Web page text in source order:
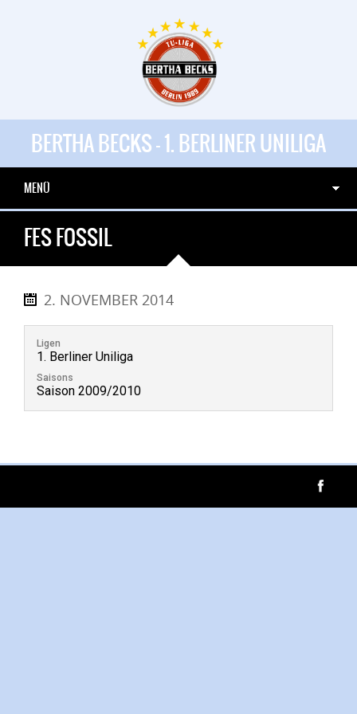
BERTHA BECKS - 1. BERLINER UNILIGA
MENÜ
FES FOSSIL
2. NOVEMBER 2014
Ligen
1. Berliner Uniliga
Saisons
Saison 2009/2010